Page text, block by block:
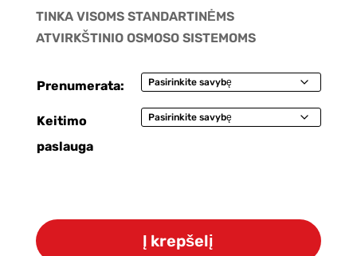
TINKA VISOMS STANDARTINĖMS
ATVIRKŠTINIO OSMOSO SISTEMOMS
Prenumerata:
Keitimo
paslauga
kiekis:
Osmosinė
Į krepšelį